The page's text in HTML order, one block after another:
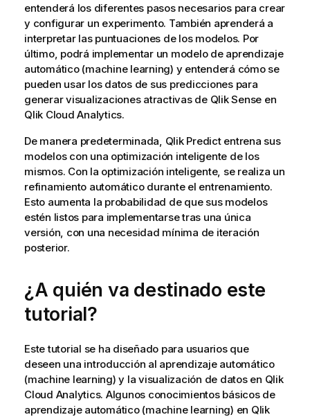
entenderá los diferentes pasos necesarios para crear
y configurar un experimento. También aprenderá a
interpretar las puntuaciones de los modelos. Por
último, podrá implementar un modelo de aprendizaje
automático (machine learning) y entenderá cómo se
pueden usar los datos de sus predicciones para
generar visualizaciones atractivas de Qlik Sense en
Qlik Cloud Analytics.
De manera predeterminada, Qlik Predictentrena sus
modelos con una optimización inteligente de los
mismos. Con la optimización inteligente, se realiza un
refinamiento automático durante el entrenamiento.
Esto aumenta la probabilidad de que sus modelos
estén listos para implementarse tras una única
versión, con una necesidad mínima de iteración
posterior.
¿A quién va destinado este
tutorial?
Este tutorial se ha diseñado para usuarios que
deseen una introducción al aprendizaje automático
(machine learning) y la visualización de datos en Qlik
Cloud Analytics. Algunos conocimientos básicos de
aprendizaje automático (machine learning) en Qlik